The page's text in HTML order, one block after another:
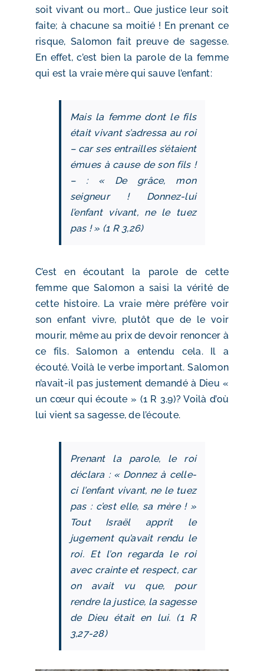
soit vivant ou mort… Que justice leur soit
faite; à chacune sa moitié ! En prenant ce
risque, Salomon fait preuve de sagesse.
En effet, c’est bien la parole de la femme
qui est la vraie mère qui sauve l’enfant:
Mais la femme dont le fils
était vivant s’adressa au roi
– car ses entrailles s’étaient
émues à cause de son fils !
– : « De grâce, mon
seigneur ! Donnez-lui
l’enfant vivant, ne le tuez
pas ! » (1 R 3,26)
C’est en écoutant la parole de cette
femme que Salomon a saisi la vérité de
cette histoire. La vraie mère préfère voir
son enfant vivre, plutôt que de le voir
mourir, même au prix de devoir renoncer à
ce fils. Salomon a entendu cela. Il a
écouté. Voilà le verbe important. Salomon
n’avait-il pas justement demandé à Dieu «
un cœur qui écoute » (1 R 3,9)? Voilà d’où
lui vient sa sagesse, de l’écoute.
Prenant la parole, le roi
déclara : « Donnez à celle-
ci l’enfant vivant, ne le tuez
pas : c’est elle, sa mère ! »
Tout Israël apprit le
jugement qu’avait rendu le
roi. Et l’on regarda le roi
avec crainte et respect, car
on avait vu que, pour
rendre la justice, la sagesse
de Dieu était en lui. (1 R
3,27-28)